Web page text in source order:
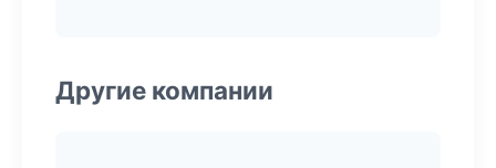
Другие компании